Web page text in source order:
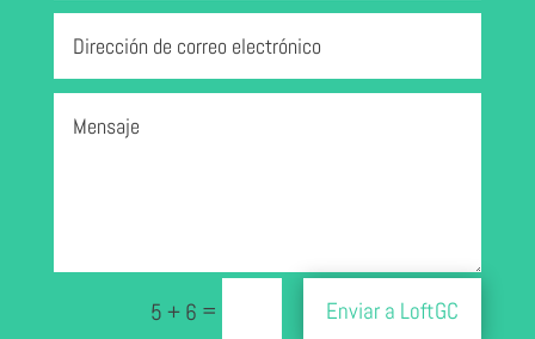
5 + 6 = Enviar a LoftGC